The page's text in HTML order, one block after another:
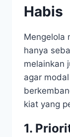
Habis
Mengelola
hanya
melainkan
agar
kiat yang
1.